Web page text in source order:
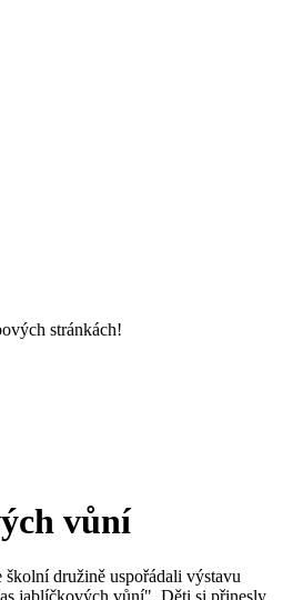
stránkách!
vůní
družině uspořádali výstavu
jablíčkových vůní". Děti si přinesly